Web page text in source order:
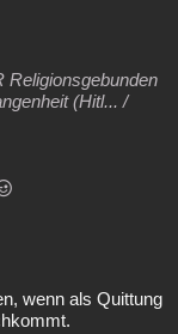
Religionsgebunden
(Hitl... /
wenn als Quittung